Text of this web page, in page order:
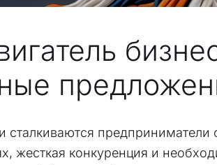
сталкиваются
жесткая конкуренция и